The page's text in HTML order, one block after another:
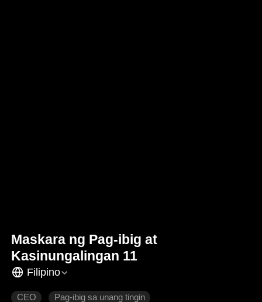
Maskara ng Pag-ibig at
Kasinungalingan 11
Filipino
CEO Pag-ibig sa unang tingin